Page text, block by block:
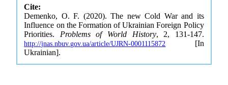
Cite:
Demenko, O. F. (2020). The new Cold War and its
Influence on the Formation of Ukrainian Foreign Policy
Priorities. Problems of World History, 2, 131-147.
http://jnas.nbuv.gov.ua/article/UJRN-0001115872 [In
Ukrainian].